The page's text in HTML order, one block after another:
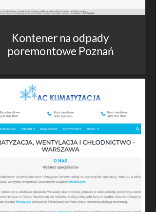
Kontener na odpady
poremontowe Poznań